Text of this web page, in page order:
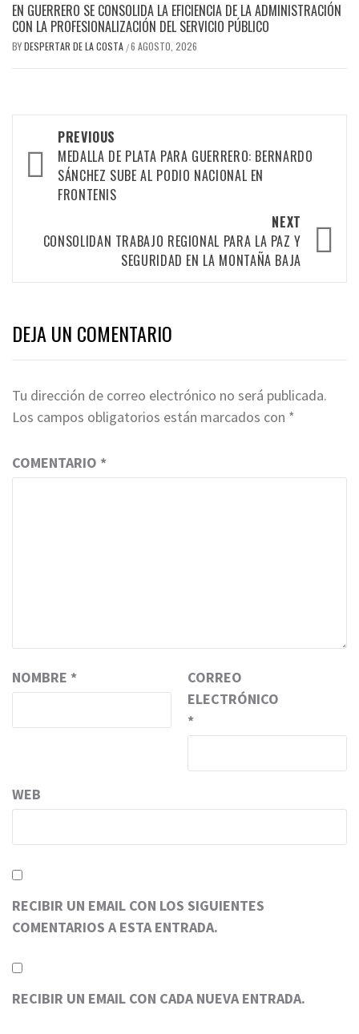
EN GUERRERO SE CONSOLIDA LA EFICIENCIA DE LA ADMINISTRACIÓN
CON LA PROFESIONALIZACIÓN DEL SERVICIO PÚBLICO
BYDESPERTAR DE LA COSTA /6 AGOSTO, 2026
navigation
PREVIOUS
MEDALLA DE PLATA PARA GUERRERO: BERNARDO
SÁNCHEZ SUBE AL PODIO NACIONAL EN
FRONTENIS
NEXT
CONSOLIDAN TRABAJO REGIONAL PARA LA PAZ Y
SEGURIDAD EN LA MONTAÑA BAJA
DEJA UN COMENTARIO
Tu dirección de correo electrónico no será publicada.
Los campos obligatorios están marcados con *
COMENTARIO *
NOMBRE *
CORREO
ELECTRÓNICO
*
WEB
RECIBIR UN EMAIL CON LOS SIGUIENTES
COMENTARIOS A ESTA ENTRADA.
RECIBIR UN EMAIL CON CADA NUEVA ENTRADA.